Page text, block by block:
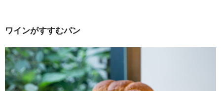
ワインがすすむパン